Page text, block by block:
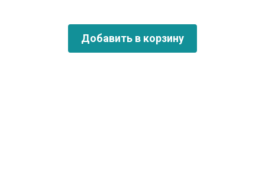
Добавить в корзину